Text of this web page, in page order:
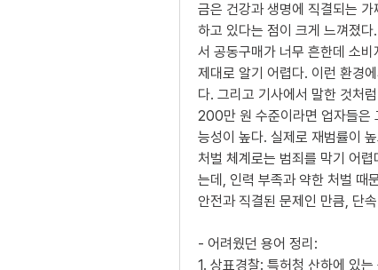
금은 건강과 생명에 직결되는
하고 있다는 점이 크게 느껴졌
서 공동구매가 너무 흔한데 소
제대로 알기 어렵다. 이런 환경
다. 그리고 기사에서 말한 것처
200만 원 수준이라면 업자들은
능성이 높다. 실제로 재범률이
처벌 체계로는 범죄를 막기 어
는데, 인력 부족과 약한 처벌 때
안전과 직결된 문제인 만큼, 단
- 어려웠던 용어 정리:
1. 상표경찰: 특허청 산하에 있